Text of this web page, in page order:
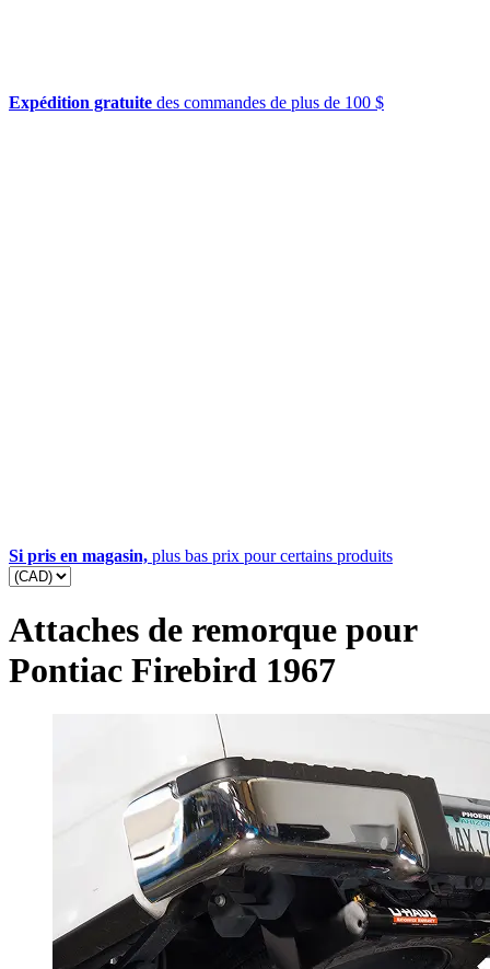
Expédition gratuite des commandes de plus de 100 $
Si pris en magasin, plus bas prix pour certains produits
Attaches de remorque pour
Pontiac Firebird 1967